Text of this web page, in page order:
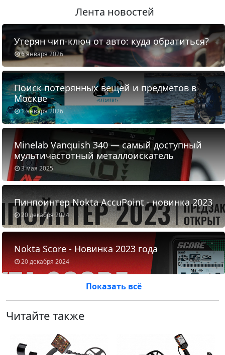
Лента новостей
6 января 2026
Утерян чип-ключ от авто: куда обратиться?
1 января 2026
Поиск потерянных вещей и предметов в
Москве
3 мая 2025
Minelab Vanquish 340 — самый доступный
мультичастотный металлоискатель
20 декабря 2024
Пинпоинтер Nokta AccuPoint - новинка 2023
20 декабря 2024
Nokta Score - Новинка 2023 года
Показать всё
Читайте также